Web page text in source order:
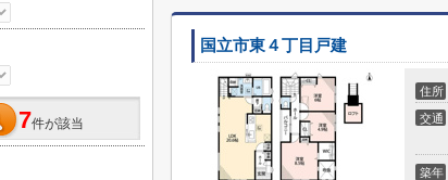
国立市東４丁目戸建
住所
交通
築年
7件が該当